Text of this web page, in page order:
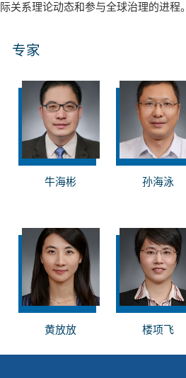
际关系理论动态和参与全球治理的进程。
专家
牛海彬 孙海泳
黄放放 楼项飞